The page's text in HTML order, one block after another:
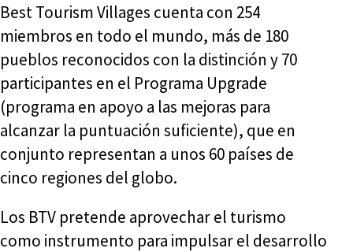
Best Tourism Villages cuenta con 254
miembros en todo el mundo, más de 180
pueblos reconocidos con la distinción y 70
participantes en el Programa Upgrade
(programa en apoyo a las mejoras para
alcanzar la puntuación suficiente), que en
conjunto representan a unos 60 países de
cinco regiones del globo.
Los BTV pretende aprovechar el turismo
como instrumento para impulsar el desarrollo